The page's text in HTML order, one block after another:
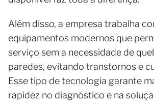
Além disso, a empresa trabalha
equipamentos modernos que
serviço sem a necessidade de
paredes, evitando transtornos e
Esse tipo de tecnologia garante
rapidez no diagnóstico e na